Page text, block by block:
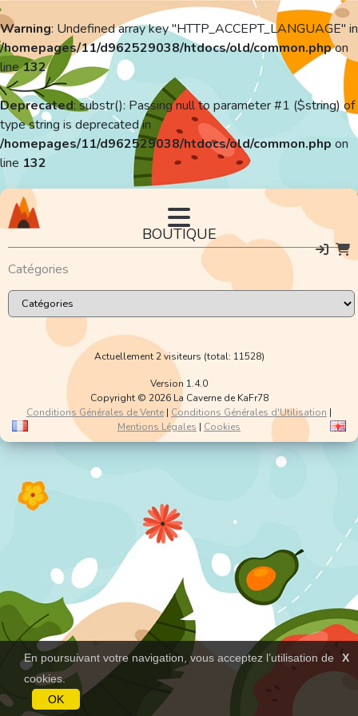
Warning: Undefined array key "HTTP_ACCEPT_LANGUAGE" in
/homepages/11/d962529038/htdocs/old/common.phpon
line132
Deprecated: substr(): Passing null to parameter #1 ($string) of
type string is deprecated in
/homepages/11/d962529038/htdocs/old/common.php on
line 132
BOUTIQUE
Catégories
Actuellement 2 visiteurs (total: 11528)
Version 1.4.0
Copyright © 2026 La Caverne de KaFr78
Conditions Générales de Vente | Conditions Générales d'Utilisation |
Mentions Légales | Cookies
X
En poursuivant votre navigation, vous acceptez l’utilisation de
cookies.
OK